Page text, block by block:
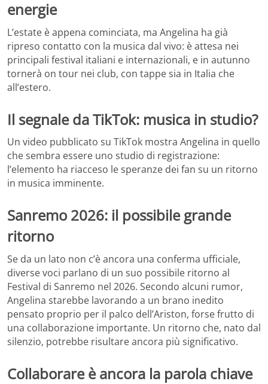
energie
L’estate è appena cominciata, ma Angelina ha già
ripreso contatto con la musica dal vivo: è attesa nei
principali festival italiani e internazionali, e in autunno
tornerà on tour nei club, con tappe sia in Italia che
all’estero.
Il segnale da TikTok: musica in studio?
Un video pubblicato su TikTok mostra Angelina in quello
che sembra essere uno studio di registrazione:
l’elemento ha riacceso le speranze dei fan su un ritorno
in musica imminente.
Sanremo 2026: il possibile grande
ritorno
Se da un lato non c’è ancora una conferma ufficiale,
diverse voci parlano di un suo possibile ritorno al
Festival di Sanremo nel 2026. Secondo alcuni rumor,
Angelina starebbe lavorando a un brano inedito
pensato proprio per il palco dell’Ariston, forse frutto di
una collaborazione importante. Un ritorno che, nato dal
silenzio, potrebbe risultare ancora più significativo.
Collaborare è ancora la parola chiave